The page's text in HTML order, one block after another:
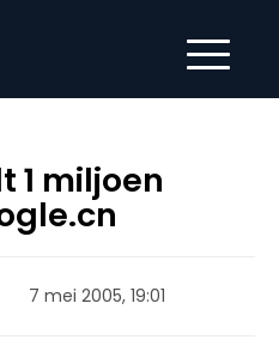
1 miljoen
7 mei 2005, 19:01